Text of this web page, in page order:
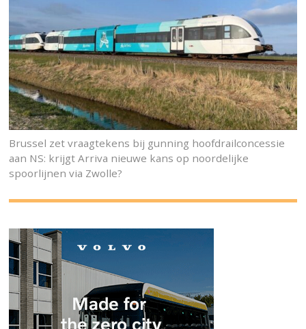
Brussel zet vraagtekens bij gunning hoofdrailconcessie
aan NS: krijgt Arriva nieuwe kans op noordelijke
spoorlijnen via Zwolle?